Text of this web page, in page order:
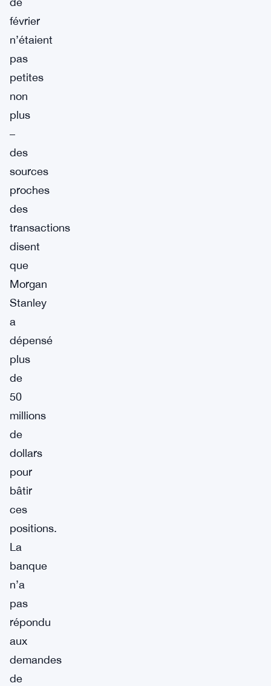
février
n’étaient
pas
petites
non
plus
–
des
sources
proches
des
transactions
disent
que
Morgan
Stanley
a
dépensé
plus
de
50
millions
de
dollars
pour
bâtir
ces
positions.
La
banque
n’a
pas
répondu
aux
demandes
de